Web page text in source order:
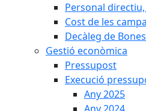
Personal
Cost de les
Decàleg de
Gestió econòmica
Pressupost
Execució
Any 2025